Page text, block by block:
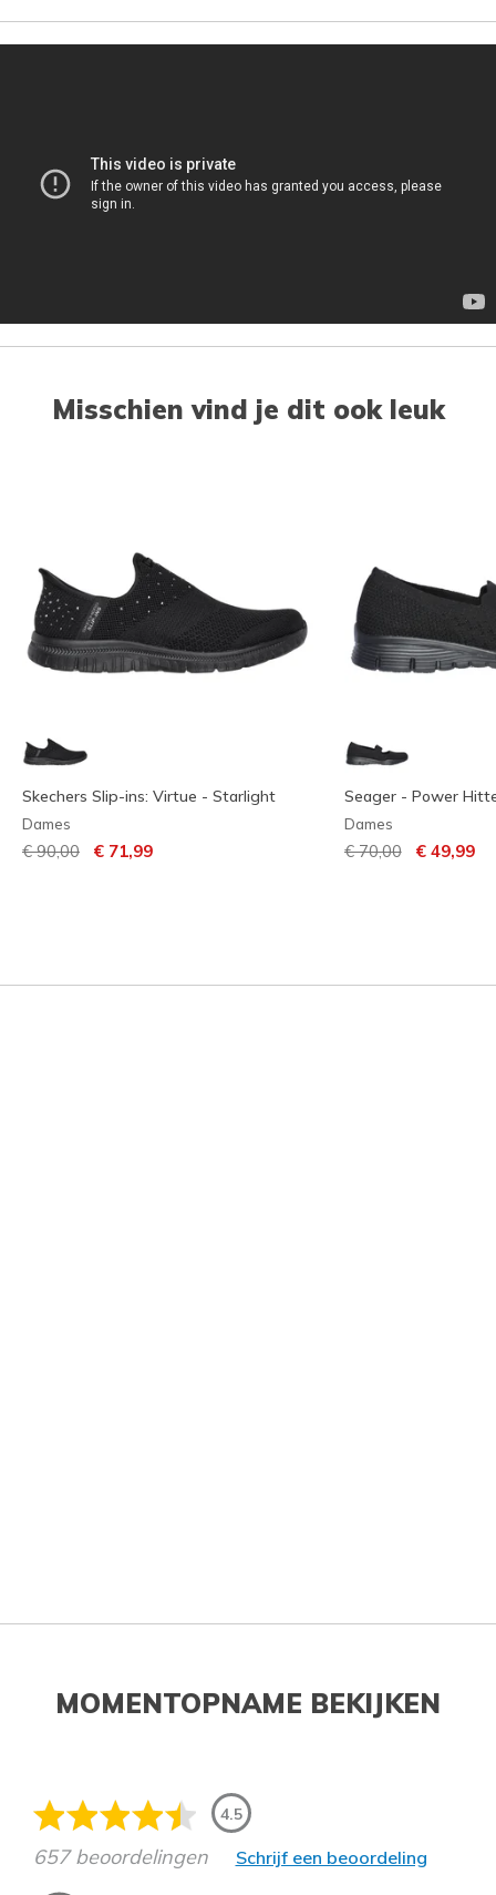
Misschien vind je dit ook leuk
Skechers Slip-ins: Virtue - Starlight
Dames
Prijs verlaagd van
€ 90,00 naar
€ 71,99
Seager - Power
Dames
Prijs verlaagd van
€ 70,00naar
€ 49,99
MOMENTOPNAME BEKIJKEN
4.5
657 beoordelingen Schrijf een beoordeling